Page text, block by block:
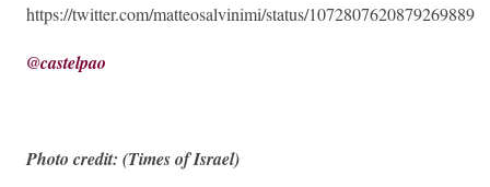
https://twitter.com/matteosalvinimi/status/1072807620879269889
@castelpao
Photo credit: (Times of Israel)